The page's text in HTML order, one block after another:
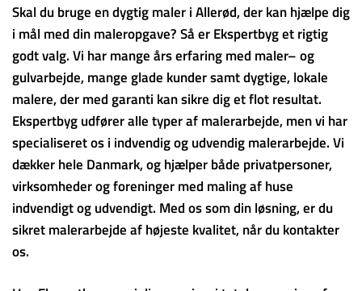
Skal du bruge en dygtig maler i Allerød, der kan hjælpe dig
i mål med din maleropgave? Så er Ekspertbyg et rigtig
godt valg. Vi har mange års erfaring med maler– og
gulvarbejde, mange glade kunder samt dygtige, lokale
malere, der med garanti kan sikre dig et flot resultat.
Ekspertbyg udfører alle typer af malerarbejde, men vi har
specialiseret os i indvendig og udvendig malerarbejde. Vi
dækker hele Danmark, og hjælper både privatpersoner,
virksomheder og foreninger med maling af huse
indvendigt og udvendigt. Med os som din løsning, er du
sikret malerarbejde af højeste kvalitet, når du kontakter
os.